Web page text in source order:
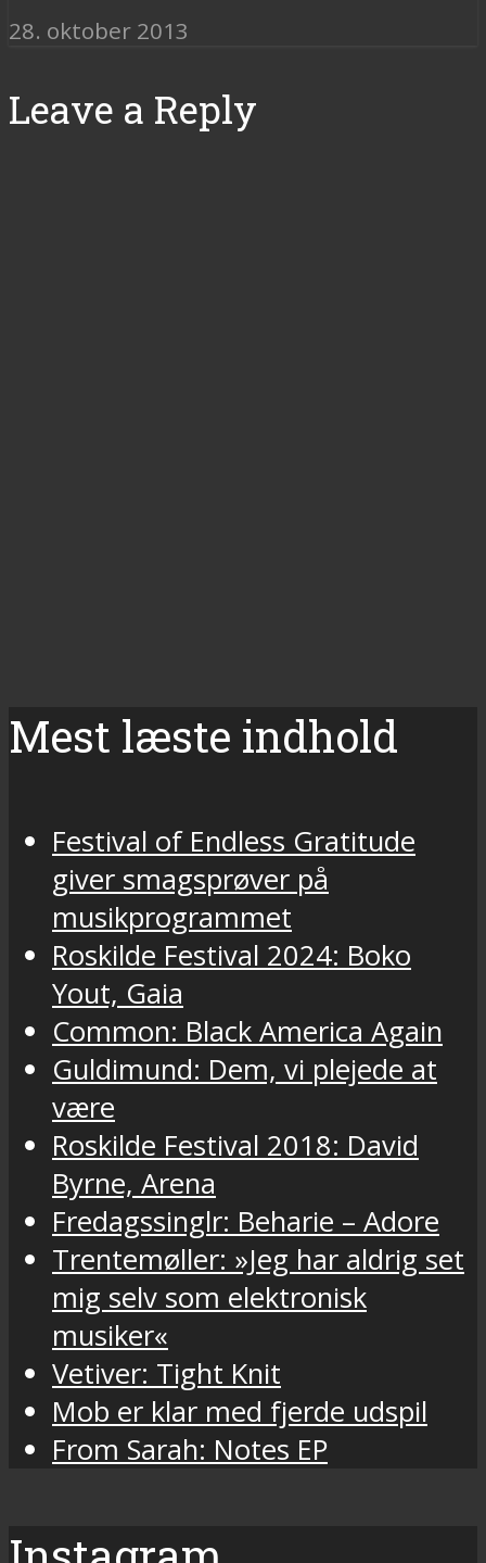
28. oktober 2013
Leave a Reply
Mest læste indhold
Festival of Endless Gratitude
giver smagsprøver på
musikprogrammet
Roskilde Festival 2024: Boko
Yout, Gaia
Common: Black America Again
Guldimund: Dem, vi plejede at
være
Roskilde Festival 2018: David
Byrne, Arena
Fredagssinglr: Beharie – Adore
Trentemøller: »Jeg har aldrig set
mig selv som elektronisk
musiker«
Vetiver: Tight Knit
Mob er klar med fjerde udspil
From Sarah: Notes EP